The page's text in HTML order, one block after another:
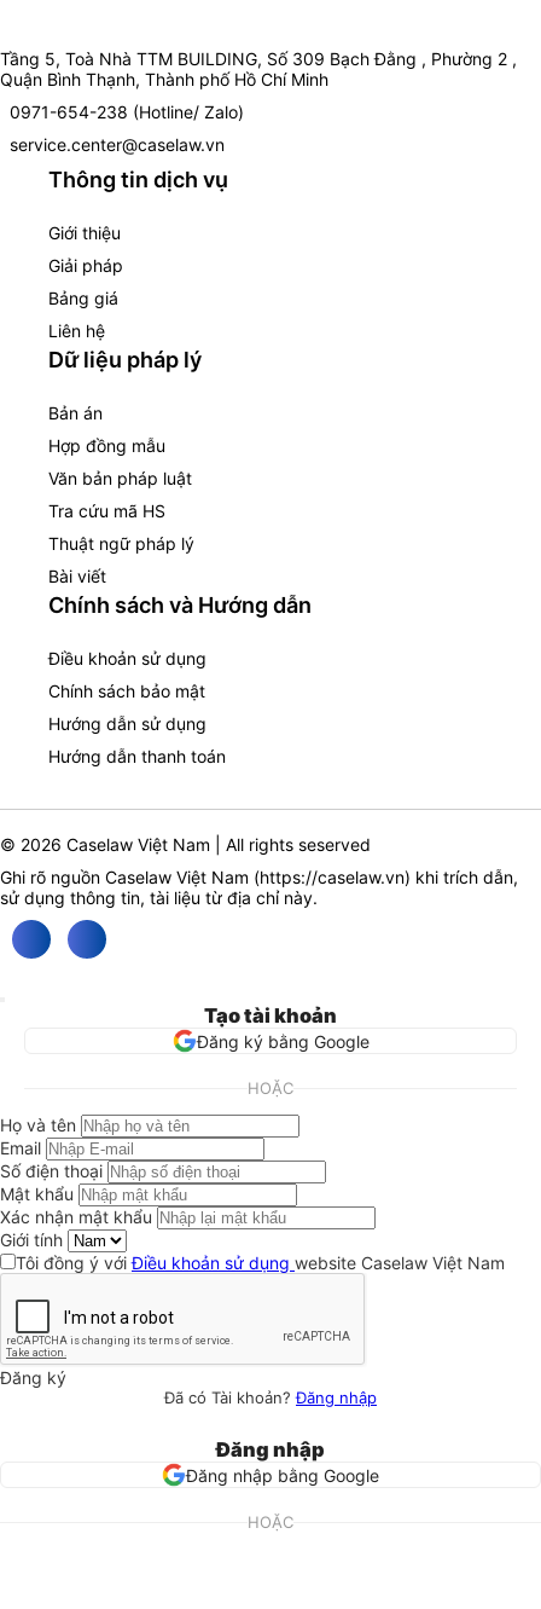
Tầng 5, Toà Nhà TTM BUILDING, Số 309 Bạch Đằng , Phường 2 ,
Quận Bình Thạnh, Thành phố Hồ Chí Minh
0971-654-238 (Hotline/ Zalo)
service.center@caselaw.vn
Thông tin dịch vụ
Giới thiệu
Giải pháp
Bảng giá
Liên hệ
Dữ liệu pháp lý
Bản án
Hợp đồng mẫu
Văn bản pháp luật
Tra cứu mã HS
Thuật ngữ pháp lý
Bài viết
Chính sách và Hướng dẫn
Điều khoản sử dụng
Chính sách bảo mật
Hướng dẫn sử dụng
Hướng dẫn thanh toán
© 2026 Caselaw Việt Nam | All rights seserved
Ghi rõ nguồn Caselaw Việt Nam (https://caselaw.vn) khi trích dẫn,
sử dụng thông tin, tài liệu từ địa chỉ này.
Tạo tài khoản
Đăng ký bằng Google
HOẶC
Họ và tên
Email
Số điện thoại
Mật khẩu
Xác nhận mật khẩu
Giới tính
Tôi đồng ý vớiĐiều khoản sử dụng website Caselaw Việt Nam
Đăng ký
Đã có Tài khoản?Đăng nhập
Đăng nhập
Đăng nhập bằng Google
HOẶC